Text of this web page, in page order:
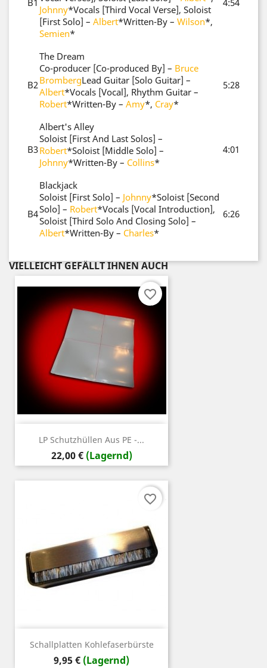
B1
Johnny*Vocals [Third Vocal Verse], Soloist
[First Solo] – Albert*Written-By – Wilson*,
Semien*
4:54
B2
The Dream
Co-producer [Co-produced By] – Bruce
BrombergLead Guitar [Solo Guitar] –
Albert*Vocals [Vocal], Rhythm Guitar –
Robert*Written-By – Amy*, Cray*
5:28
B3
Albert's Alley
Soloist [First And Last Solos] –
Robert*Soloist [Middle Solo] –
Johnny*Written-By – Collins*
4:01
B4
Blackjack
Soloist [First Solo] – Johnny*Soloist [Second
Solo] – Robert*Vocals [Vocal Introduction],
Soloist [Third Solo And Closing Solo] –
Albert*Written-By – Charles*
6:26
VIELLEICHT GEFÄLLT IHNEN AUCH
LP Schutzhüllen Aus PE -...
Preis
22,00 € (Lagernd)
favorite_border
Schallplatten Kohlefaserbürste
Preis
9,95 € (Lagernd)
favorite_border